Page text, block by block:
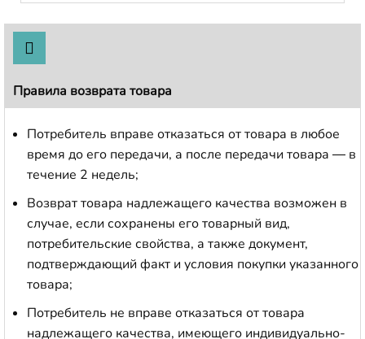
Правила возврата товара
Потребитель вправе отказаться от товара в любое
время до его передачи, а после передачи товара — в
течение 2 недель;
Возврат товара надлежащего качества возможен в
случае, если сохранены его товарный вид,
потребительские свойства, а также документ,
подтверждающий факт и условия покупки указанного
товара;
Потребитель не вправе отказаться от товара
надлежащего качества, имеющего индивидуально-